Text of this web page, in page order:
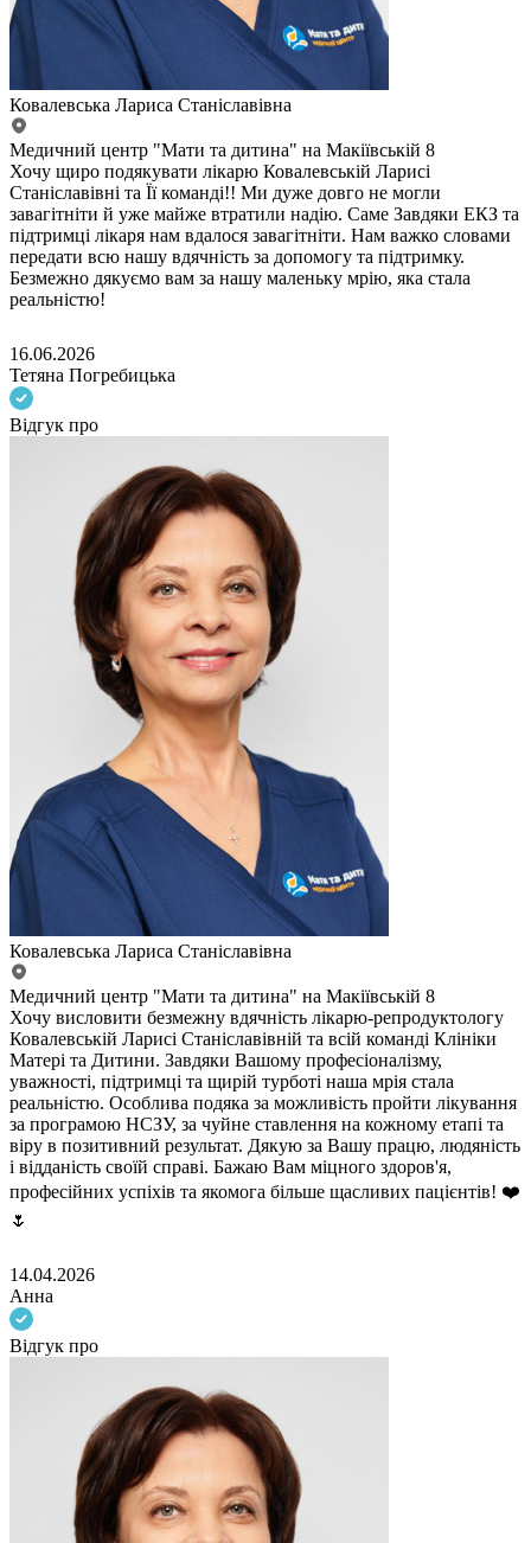
Ковалевська Лариса Станіславівна
Медичний центр "Мати та дитина" на Макіївській 8
Хочу щиро подякувати лікарю Ковалевській Ларисі
Станіславівні та Її команді!! Ми дуже довго не могли
завагітніти й уже майже втратили надію. Саме Завдяки ЕКЗ та
підтримці лікаря нам вдалося завагітніти. Нам важко словами
передати всю нашу вдячність за допомогу та підтримку.
Безмежно дякуємо вам за нашу маленьку мрію, яка стала
реальністю!
16.06.2026
Тетяна Погребицька
Відгук про
Ковалевська Лариса Станіславівна
Медичний центр "Мати та дитина" на Макіївській 8
Хочу висловити безмежну вдячність лікарю-репродуктологу
Ковалевській Ларисі Станіславівній та всій команді Клініки
Матері та Дитини. Завдяки Вашому професіоналізму,
уважності, підтримці та щирій турботі наша мрія стала
реальністю. Особлива подяка за можливість пройти лікування
за програмою НСЗУ, за чуйне ставлення на кожному етапі та
віру в позитивний результат. Дякую за Вашу працю, людяність
і відданість своїй справі. Бажаю Вам міцного здоров'я,
професійних успіхів та якомога більше щасливих пацієнтів! ❤️
🌷
14.04.2026
Анна
Відгук про